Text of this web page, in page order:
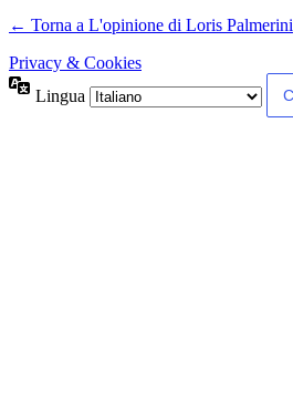
← Torna a L'opinione di Loris Palmerini
Privacy & Cookies
Lingua